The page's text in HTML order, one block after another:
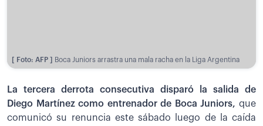
[ Foto: AFP ] Boca Juniors arrastra una mala racha en la Liga Argentina
La tercera derrota consecutiva disparó la salida de
Diego Martínez como entrenador de Boca Juniors, que
comunicó su renuncia este sábado luego de la caída